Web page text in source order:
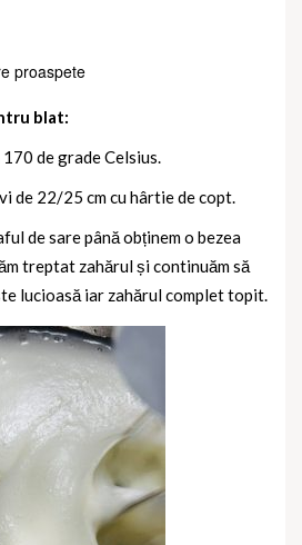
proaspete
blat:
de grade Celsius.
de 22/25 cm cu hârtie de copt.
de sare până obținem o bezea
treptat zahărul și continuăm să
lucioasă iar zahărul complet topit.